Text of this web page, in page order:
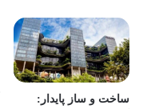
ساخت و ساز پایدار: